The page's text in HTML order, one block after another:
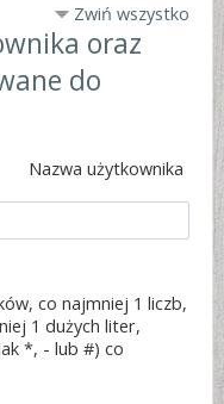
Zwiń wszystko
oraz
do
Nazwa użytkownika
co najmniej 1 liczb,
1 dużych liter,
*, - lub #) co